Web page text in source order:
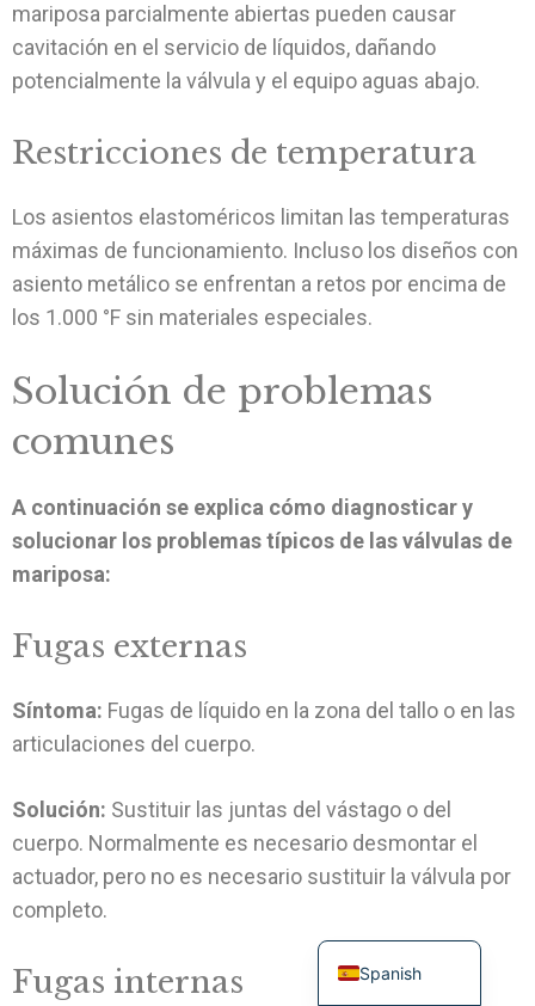
mariposa parcialmente abiertas pueden causar
cavitación en el servicio de líquidos, dañando
potencialmente la válvula y el equipo aguas abajo.
Restricciones de temperatura
Los asientos elastoméricos limitan las temperaturas
máximas de funcionamiento. Incluso los diseños con
asiento metálico se enfrentan a retos por encima de
los 1.000 °F sin materiales especiales.
Solución de problemas
comunes
A continuación se explica cómo diagnosticar y
solucionar los problemas típicos de las válvulas de
mariposa:
Fugas externas
Síntoma: Fugas de líquido en la zona del tallo o en las
articulaciones del cuerpo.
Solución: Sustituir las juntas del vástago o del
cuerpo. Normalmente es necesario desmontar el
actuador, pero no es necesario sustituir la válvula por
completo.
Fugas internas Spanish
French
Russian